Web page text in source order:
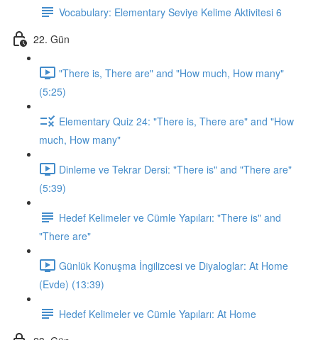
Vocabulary: Elementary Seviye Kelime Aktivitesi 6
22. Gün
"There is, There are" and "How much, How many"
(5:25)
Elementary Quiz 24: "There is, There are" and "How
much, How many"
Dinleme ve Tekrar Dersi: "There is" and "There are"
(5:39)
Hedef Kelimeler ve Cümle Yapıları: "There is" and
"There are"
Günlük Konuşma İngilizcesi ve Diyaloglar: At Home
(Evde) (13:39)
Hedef Kelimeler ve Cümle Yapıları: At Home